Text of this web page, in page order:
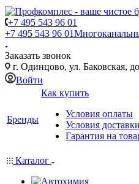
+7 495 543 96 01
+7 495 543 96 01
Заказать звонок
г. Одинцово, ул. Баковская,
Войти
Бренды
Как купить
Условия оплаты
Условия доставки
Гарантия на
Каталог